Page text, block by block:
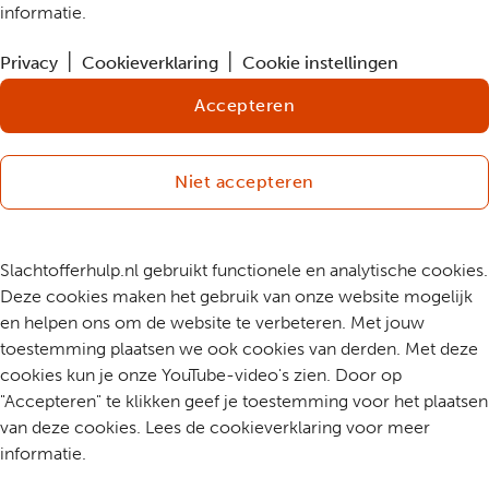
informatie.
Privacy Cookieverklaring Cookie instellingen
Accepteren
Niet accepteren
Slachtofferhulp.nl gebruikt functionele en analytische cookies.
Deze cookies maken het gebruik van onze website mogelijk
en helpen ons om de website te verbeteren. Met jouw
toestemming plaatsen we ook cookies van derden. Met deze
cookies kun je onze YouTube-video's zien. Door op
"Accepteren" te klikken geef je toestemming voor het plaatsen
van deze cookies. Lees de cookieverklaring voor meer
informatie.